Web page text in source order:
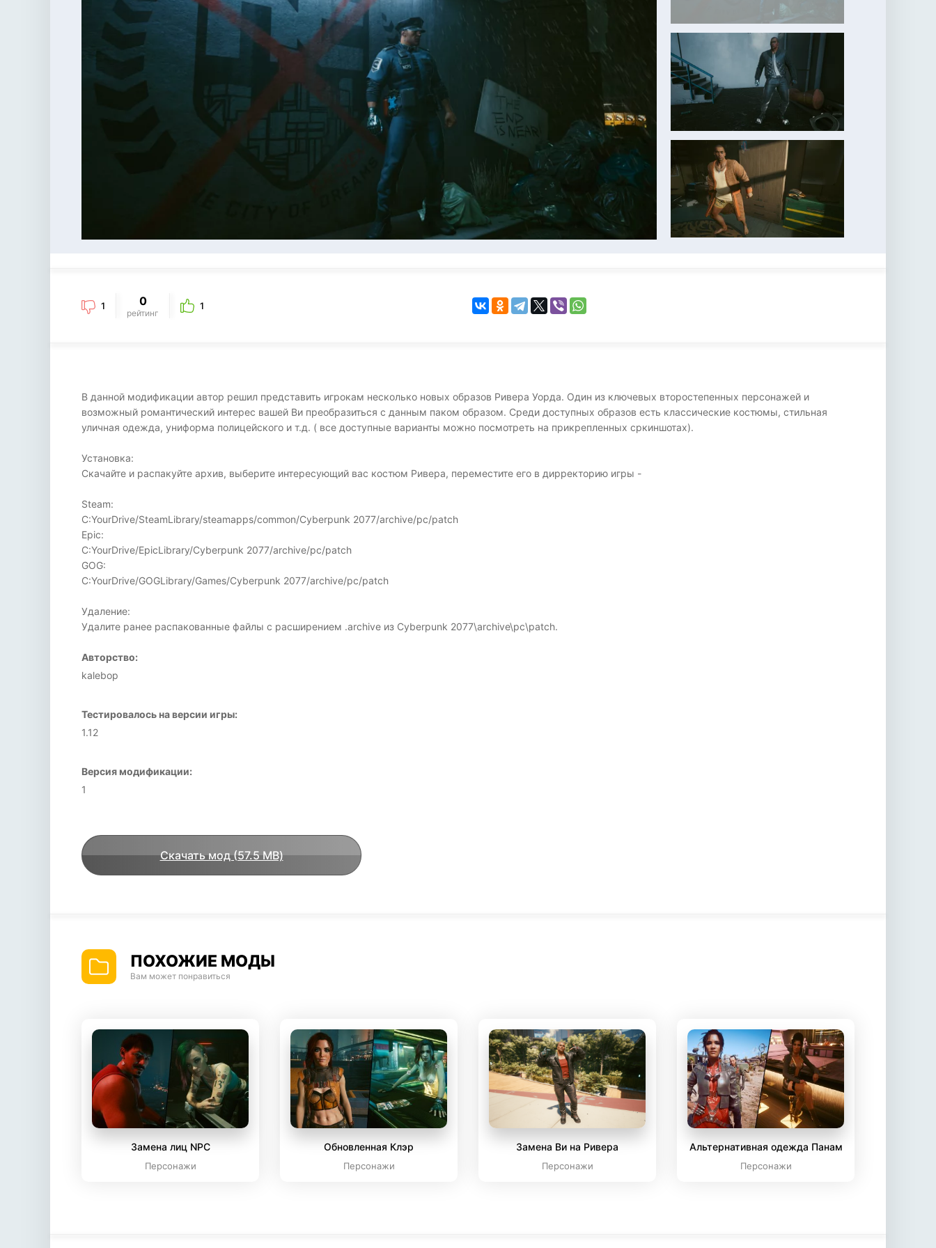
KINGDOM COME:
DELIVERANCE
1 0
рейтинг
1
В данной модификации автор решил представить игрокам несколько новых образов Ривера Уорда. Один из ключевых второстепенных персонажей и
возможный романтический интерес вашей Ви преобразиться с данным паком образом. Среди доступных образов есть классические костюмы, стильная
уличная одежда, униформа полицейского и т.д. ( все доступные варианты можно посмотреть на прикрепленных сркиншотах).
Установка:
Скачайте и распакуйте архив, выберите интересующий вас костюм Ривера, переместите его в дирректорию игры -
Steam:
C:YourDrive/SteamLibrary/steamapps/common/Cyberpunk 2077/archive/pc/patch
Epic:
C:YourDrive/EpicLibrary/Cyberpunk 2077/archive/pc/patch
GOG:
C:YourDrive/GOGLibrary/Games/Cyberpunk 2077/archive/pc/patch
Удаление:
Удалите ранее распакованные файлы с расширением .archive из Cyberpunk 2077\archive\pc\patch.
Авторство:
kalebop
Тестировалось на версии игры:
1.12
Версия модификации:
1
Скачать мод (57.5 MB)
ПОХОЖИЕ МОДЫ
Вам может понравиться
Замена лиц NPC
Персонажи
Обновленная Клэр
Персонажи
Замена Ви на Ривера
Персонажи
Альтернативная одежда Панам
Персонажи